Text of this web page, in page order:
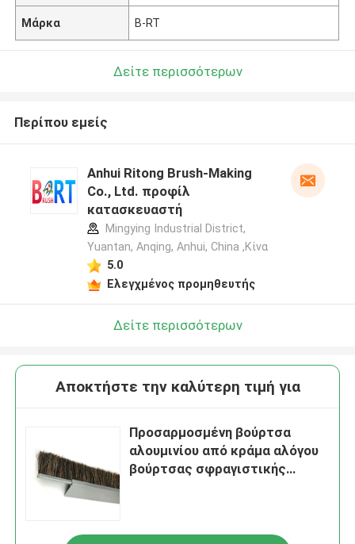
Μάρκα B-RT
Δείτε περισσότερων
Περίπου εμείς
Anhui Ritong Brush-Making
Co., Ltd. προφίλ
κατασκευαστή
Mingying Industrial District,
Yuantan, Anqing, Anhui, China ,Κίνα
5.0
Ελεγχμένος προμηθευτής
Δείτε περισσότερων
Αποκτήστε την καλύτερη τιμή για
Προσαρμοσμένη βούρτσα
αλουμινίου από κράμα αλόγου
βούρτσας σφραγιστικής